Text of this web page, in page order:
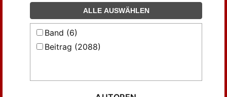
ALLE AUSWÄHLEN
Band (6)
Beitrag (2088)